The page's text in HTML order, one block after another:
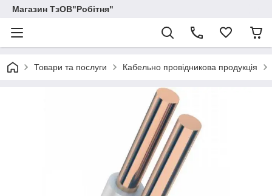
Магазин ТзОВ"Робітня"
Товари та послуги Кабельно провідникова продукція